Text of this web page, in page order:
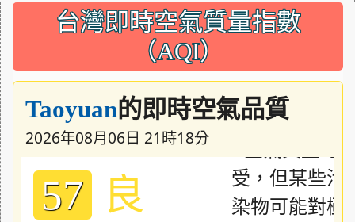
:::
台灣即時空氣質量指數
（AQI）
Taoyuan的即時空氣品質
2026年08月06日 21時18分
57 良